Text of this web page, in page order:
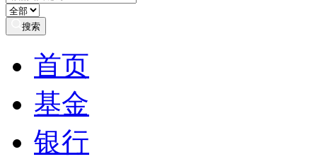
搜索
首页
基金
银行